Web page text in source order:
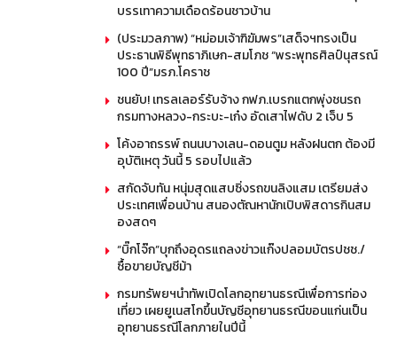
บรรเทาความเดือดร้อนชาวบ้าน
(ประมวลภาพ) “หม่อมเจ้าฑิฆัมพร”เสด็จฯทรงเป็น
ประธานพิธีพุทธาภิเษก-สมโภช “พระพุทธศิลป์นุสรณ์
100 ปี”มรภ.โคราช
ชนยับ! เทรลเลอร์รับจ้าง กฟภ.เบรกแตกพุ่งชนรถ
กรมทางหลวง-กระบะ-เก๋ง อัดเสาไฟดับ 2 เจ็บ 5
โค้งอาถรรพ์ ถนนบางเลน-ดอนตูม หลังฝนตก ต้องมี
อุบัติเหตุ วันนี้ 5 รอบไปแล้ว
สกัดจับทัน หนุ่มสุดแสบซิ่งรถขนลิงแสม เตรียมส่ง
ประเทศเพื่อนบ้าน สนองตัณหานักเปิบพิสดารกินสม
องสดๆ
“บิ๊กโจ๊ก”บุกถึงอุดรแถลงข่าวแก๊งปลอมบัตรปชช./
ซื้อขายบัญชีม้า
กรมทรัพยฯนำทัพเปิดโลกอุทยานธรณีเพื่อการท่อง
เที่ยว เผยยูเนสโกขึ้นบัญชีอุทยานธรณีขอนแก่นเป็น
อุทยานธรณีโลกภายในปีนี้